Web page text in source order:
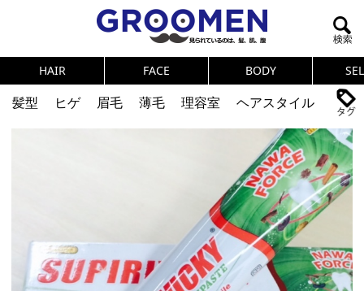
HAIR FACE BODY
髪型 ヒゲ 眉毛 薄毛 理容室
ヘアスタイル
筋肉
女の本音
眉毛
メタボ
健康
スキンケア 食事
調査結果
トレーニング
好印象な男
頭皮ケア